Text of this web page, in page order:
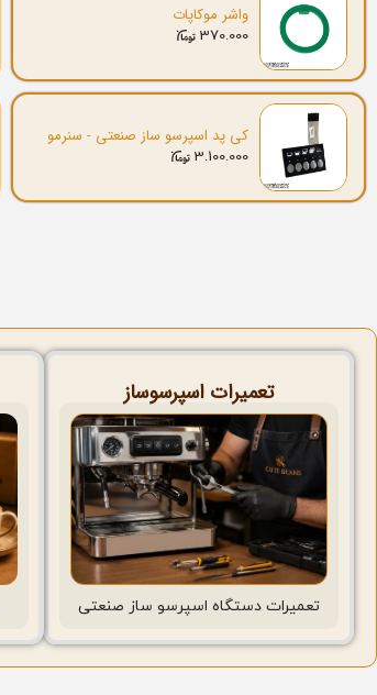
واشر موکاپات
370.000
کی پد اسپرسو ساز صنعتی - سنرمو
3.100.000
تعمیرات اسپرسوساز
تعمیرات دستگاه اسپرسو ساز صنعتی